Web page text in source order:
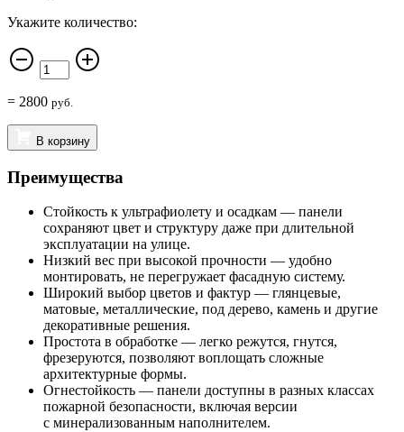
Укажите количество:
= 2800 руб.
В корзину
Преимущества
Стойкость к ультрафиолету и осадкам — панели
сохраняют цвет и структуру даже при длительной
эксплуатации на улице.
Низкий вес при высокой прочности — удобно
монтировать, не перегружает фасадную систему.
Широкий выбор цветов и фактур — глянцевые,
матовые, металлические, под дерево, камень и другие
декоративные решения.
Простота в обработке — легко режутся, гнутся,
фрезеруются, позволяют воплощать сложные
архитектурные формы.
Огнестойкость — панели доступны в разных классах
пожарной безопасности, включая версии
с минерализованным наполнителем.